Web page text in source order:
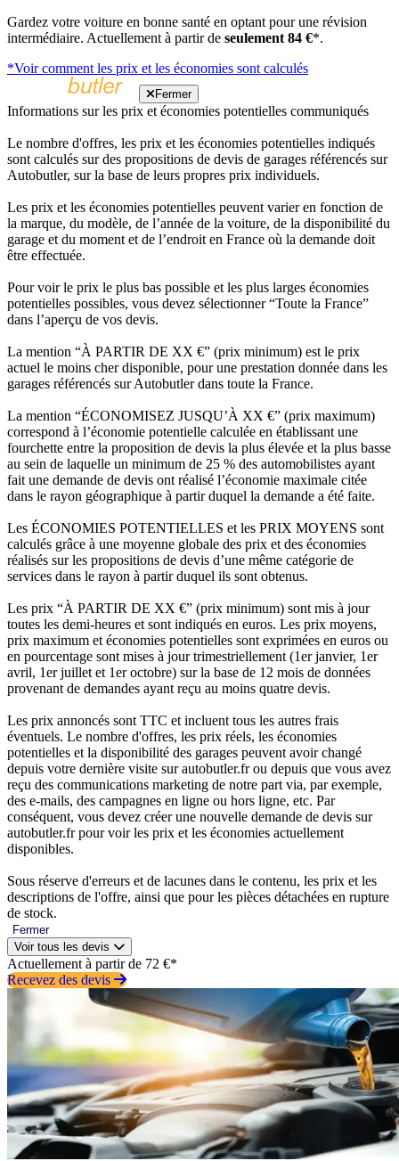
Gardez votre voiture en bonne santé en optant pour une révision
intermédiaire. Actuellement à partir de seulement 84 €*.
*Voir comment les prix et les économies sont calculés
Fermer
Informations sur les prix et économies potentielles communiqués
Le nombre d'offres, les prix et les économies potentielles indiqués
sont calculés sur des propositions de devis de garages référencés sur
Autobutler, sur la base de leurs propres prix individuels.
Les prix et les économies potentielles peuvent varier en fonction de
la marque, du modèle, de l’année de la voiture, de la disponibilité du
garage et du moment et de l’endroit en France où la demande doit
être effectuée.
Pour voir le prix le plus bas possible et les plus larges économies
potentielles possibles, vous devez sélectionner “Toute la France”
dans l’aperçu de vos devis.
La mention “À PARTIR DE XX €” (prix minimum) est le prix
actuel le moins cher disponible, pour une prestation donnée dans les
garages référencés sur Autobutler dans toute la France.
La mention “ÉCONOMISEZ JUSQU’À XX €” (prix maximum)
correspond à l’économie potentielle calculée en établissant une
fourchette entre la proposition de devis la plus élevée et la plus basse
au sein de laquelle un minimum de 25 % des automobilistes ayant
fait une demande de devis ont réalisé l’économie maximale citée
dans le rayon géographique à partir duquel la demande a été faite.
Les ÉCONOMIES POTENTIELLES et les PRIX MOYENS sont
calculés grâce à une moyenne globale des prix et des économies
réalisés sur les propositions de devis d’une même catégorie de
services dans le rayon à partir duquel ils sont obtenus.
Les prix “À PARTIR DE XX €” (prix minimum) sont mis à jour
toutes les demi-heures et sont indiqués en euros. Les prix moyens,
prix maximum et économies potentielles sont exprimées en euros ou
en pourcentage sont mises à jour trimestriellement (1er janvier, 1er
avril, 1er juillet et 1er octobre) sur la base de 12 mois de données
provenant de demandes ayant reçu au moins quatre devis.
Les prix annoncés sont TTC et incluent tous les autres frais
éventuels. Le nombre d'offres, les prix réels, les économies
potentielles et la disponibilité des garages peuvent avoir changé
depuis votre dernière visite sur autobutler.fr ou depuis que vous avez
reçu des communications marketing de notre part via, par exemple,
des e-mails, des campagnes en ligne ou hors ligne, etc. Par
conséquent, vous devez créer une nouvelle demande de devis sur
autobutler.fr pour voir les prix et les économies actuellement
disponibles.
Sous réserve d'erreurs et de lacunes dans le contenu, les prix et les
descriptions de l'offre, ainsi que pour les pièces détachées en rupture
de stock.
Fermer
Voir tous les devis
Actuellement à partir de 72 €*
Recevez des devis